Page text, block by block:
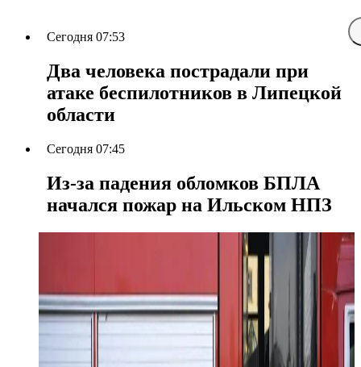
Сегодня 07:53
Два человека пострадали при
атаке беспилотников в Липецкой
области
Сегодня 07:45
Из-за падения обломков БПЛА
начался пожар на Ильском НПЗ